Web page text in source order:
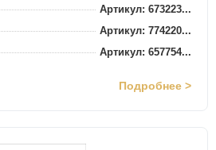
Артикул: 673223...
Артикул: 774220...
Артикул: 657754...
Подробнее >